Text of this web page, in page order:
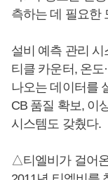
측하는 데 필요한
설비 예측 관리
티클 카운터, 온도
나오는 데이터를
CB 품질 확보, 이
시스템도 갖췄다.
△티엘비가 걸어